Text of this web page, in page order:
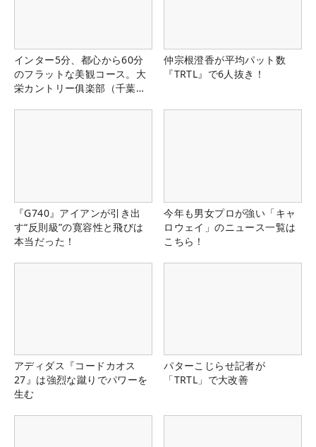
インター5分、都心から60分
のフラットな美観コース。大
栄カントリー俱楽部（千葉
仲宗根澄香が平均パット数
『TRTL』で6人抜き！
『G740』アイアンが引き出
す“反則級”の寛容性と飛びは
本当だった！
今年も男女プロが強い「キャ
ロウェイ」のニュース一覧は
こちら！
アディダス『コードカオス
27』は強烈な蹴りでパワーを
生む
パターこじらせ記者が
「TRTL」で大改善